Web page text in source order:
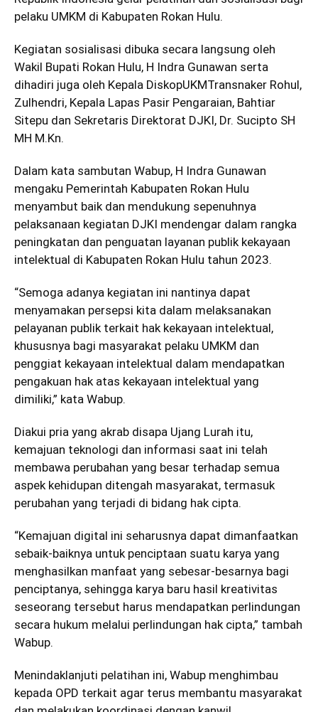
pelaku UMKM di Kabupaten Rokan Hulu.
Kegiatan sosialisasi dibuka secara langsung oleh
Wakil Bupati Rokan Hulu, H Indra Gunawan serta
dihadiri juga oleh Kepala DiskopUKMTransnaker Rohul,
Zulhendri, Kepala Lapas Pasir Pengaraian, Bahtiar
Sitepu dan Sekretaris Direktorat DJKI, Dr. Sucipto SH
MH M.Kn.
Dalam kata sambutan Wabup, H Indra Gunawan
mengaku Pemerintah Kabupaten Rokan Hulu
menyambut baik dan mendukung sepenuhnya
pelaksanaan kegiatan DJKI mendengar dalam rangka
peningkatan dan penguatan layanan publik kekayaan
intelektual di Kabupaten Rokan Hulu tahun 2023.
“Semoga adanya kegiatan ini nantinya dapat
menyamakan persepsi kita dalam melaksanakan
pelayanan publik terkait hak kekayaan intelektual,
khususnya bagi masyarakat pelaku UMKM dan
penggiat kekayaan intelektual dalam mendapatkan
pengakuan hak atas kekayaan intelektual yang
dimiliki,” kata Wabup.
Diakui pria yang akrab disapa Ujang Lurah itu,
kemajuan teknologi dan informasi saat ini telah
membawa perubahan yang besar terhadap semua
aspek kehidupan ditengah masyarakat, termasuk
perubahan yang terjadi di bidang hak cipta.
“Kemajuan digital ini seharusnya dapat dimanfaatkan
sebaik-baiknya untuk penciptaan suatu karya yang
menghasilkan manfaat yang sebesar-besarnya bagi
penciptanya, sehingga karya baru hasil kreativitas
seseorang tersebut harus mendapatkan perlindungan
secara hukum melalui perlindungan hak cipta,” tambah
Wabup.
Menindaklanjuti pelatihan ini, Wabup menghimbau
kepada OPD terkait agar terus membantu masyarakat